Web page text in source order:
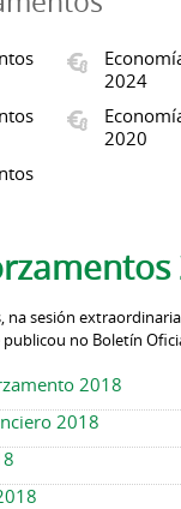
2024
2020
na sesión
no Boletín
2018
2018